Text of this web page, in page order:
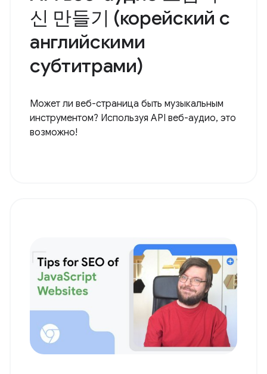
신 만들기 (корейский с
английскими
субтитрами)
Может ли веб-страница быть музыкальным
инструментом? Используя API веб-аудио, это
возможно!